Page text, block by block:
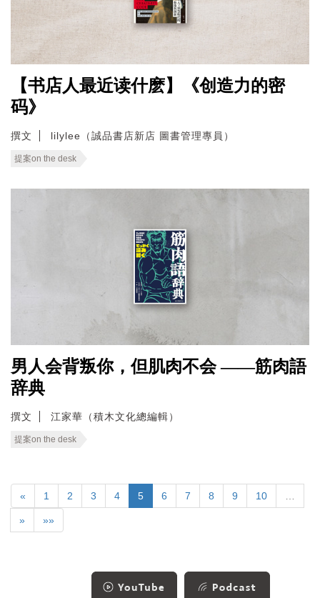
【书店人最近读什麽】《创造力的密
码》
撰文 lilylee（誠品書店新店 圖書管理專員）
提案on the desk
男人会背叛你，但肌肉不会 ——筋肉語
辞典
撰文 江家華（積木文化總編輯）
提案on the desk
« 1 2 3 4 5 6 7 8 9 10
» »»